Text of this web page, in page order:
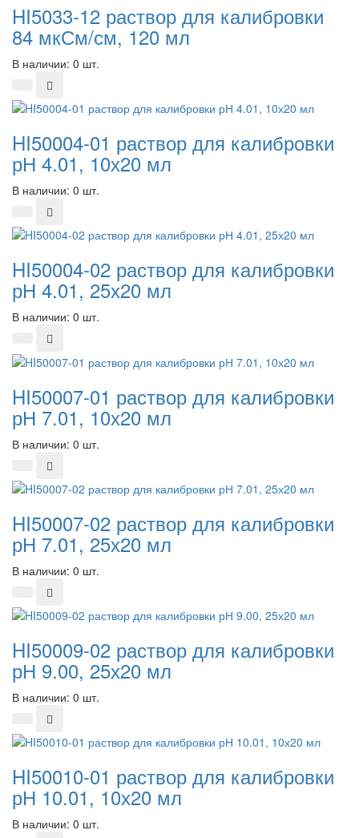
HI5033-12 раствор для калибровки
84 мкСм/см, 120 мл
В наличии: 0 шт.
HI50004-01 раствор для калибровки
рН 4.01, 10х20 мл
В наличии: 0 шт.
HI50004-02 раствор для калибровки
рН 4.01, 25х20 мл
В наличии: 0 шт.
HI50007-01 раствор для калибровки
рН 7.01, 10х20 мл
В наличии: 0 шт.
HI50007-02 раствор для калибровки
рН 7.01, 25х20 мл
В наличии: 0 шт.
HI50009-02 раствор для калибровки
рН 9.00, 25х20 мл
В наличии: 0 шт.
HI50010-01 раствор для калибровки
рН 10.01, 10х20 мл
В наличии: 0 шт.